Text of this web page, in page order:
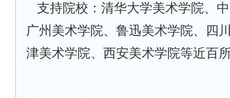
支持院校：清华大学美术学院、
广州美术学院、鲁迅美术学院、四
津美术学院、西安美术学院等近百